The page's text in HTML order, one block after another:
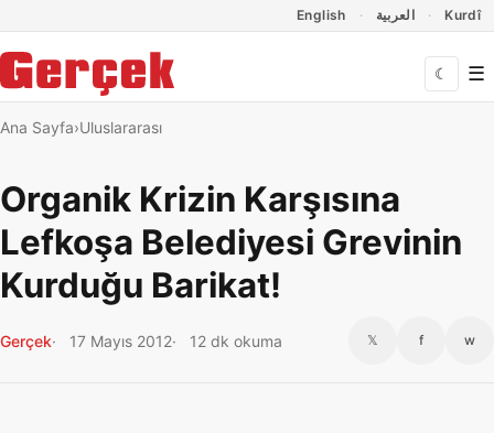
English العربية Kurdî
☾ ☰
Ana Sayfa Uluslararası
Organik Krizin Karşısına
Lefkoşa Belediyesi Grevinin
Kurduğu Barikat!
Gerçek 17 Mayıs 2012 12 dk okuma 𝕏 f w